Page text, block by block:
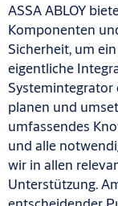
ASSA ABLOY
Komponenten
Sicherheit, um
eigentliche
Systemintegrator
planen und
umfassendes
und alle
wir in allen
Unterstützung.